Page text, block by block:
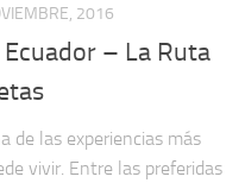
2016
– La Ruta
de las experiencias más
vivir. Entre las preferidas